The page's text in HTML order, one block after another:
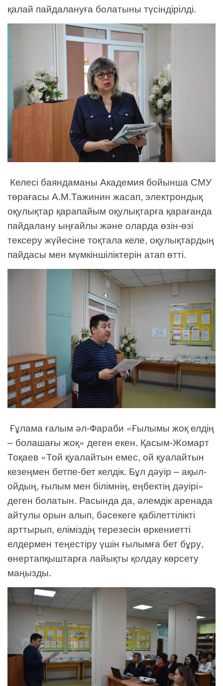
қалай пайдалануға болатыны түсіндірілді.
Келесі баяндаманы Академия бойынша СМУ
төрағасы А.М.Тажинин жасап, электрондық
оқулықтар қарапайым оқулықтарға қарағанда
пайдалану ыңғайлы және оларда өзін-өзі
тексеру жүйесіне тоқтала келе, оқулықтардың
пайдасы мен мүмкіншіліктерін атап өтті.
Ғұлама ғалым әл-Фараби «Ғылымы жоқ елдің
– болашағы жоқ» деген екен. Қасым-Жомарт
Тоқаев «Той қуалайтын емес, ой қуалайтын
кезеңмен бетпе-бет келдік. Бұл дәуір – ақыл-
ойдың, ғылым мен білімнің, еңбектің дәуірі»
деген болатын. Расында да, әлемдік аренада
айтулы орын алып, бәсекеге қабілеттілікті
арттырып, еліміздің терезесін өркениетті
елдермен теңестіру үшін ғылымға бет бұру,
өнертапқыштарға лайықты қолдау көрсету
маңызды.